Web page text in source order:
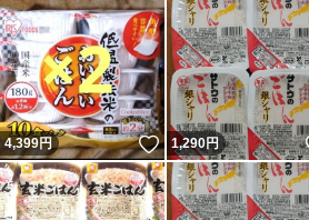
4,399円 いいね！
1,290円